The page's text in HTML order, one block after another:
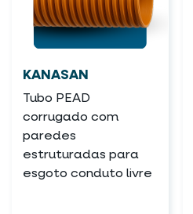
KANASAN
Tubo PEAD
corrugado com
paredes
estruturadas para
esgoto conduto livre